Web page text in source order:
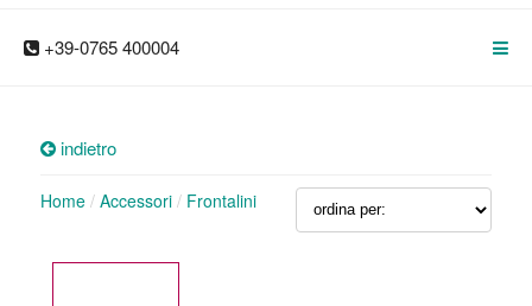
+39-0765 400004
indietro
Home/ Accessori/ Frontalini